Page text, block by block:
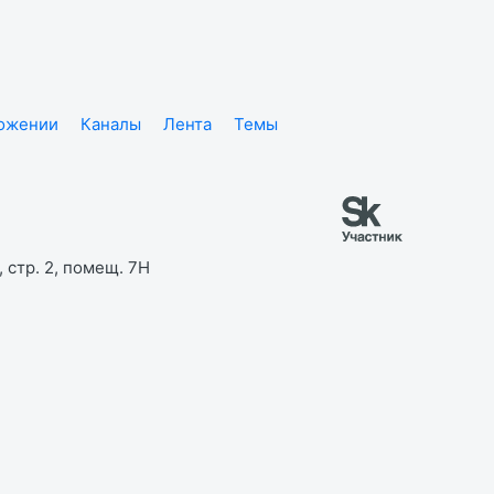
Каналы Лента
Темы
стр. 2, помещ. 7Н